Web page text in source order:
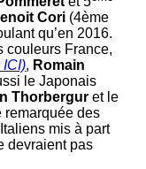
Cori (4ème
qu’en 2016.
couleurs France,
ICI), Romain
le Japonais
Thorbergur et le
remarquée des
mis à part
devraient pas